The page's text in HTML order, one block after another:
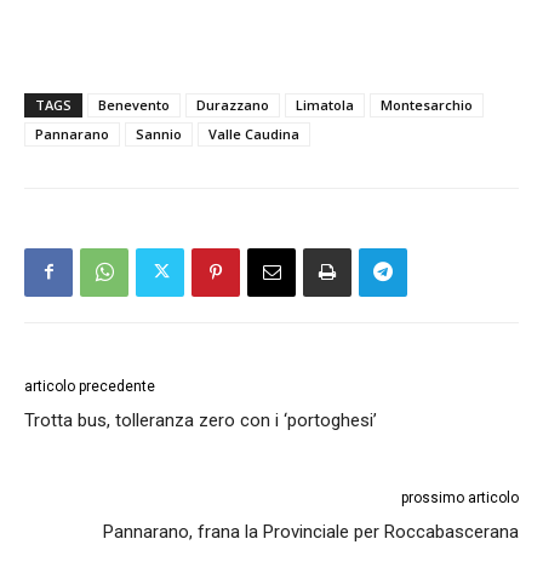
TAGS Benevento Durazzano Limatola
Montesarchio
Pannarano
Sannio Valle Caudina
articolo precedente
Trotta bus, tolleranza zero con i ‘portoghesi’
prossimo articolo
Pannarano, frana la Provinciale per Roccabascerana